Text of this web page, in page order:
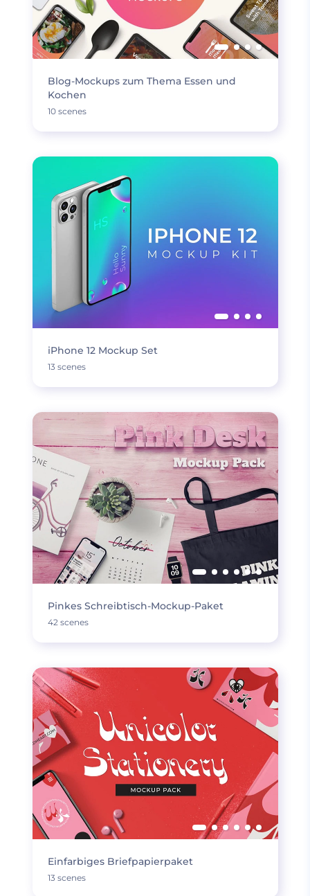
Blog-Mockups zum Thema Essen und
Kochen
10 scenes
iPhone 12 Mockup Set
13 scenes
Pinkes Schreibtisch-Mockup-Paket
42 scenes
Einfarbiges Briefpapierpaket
13 scenes